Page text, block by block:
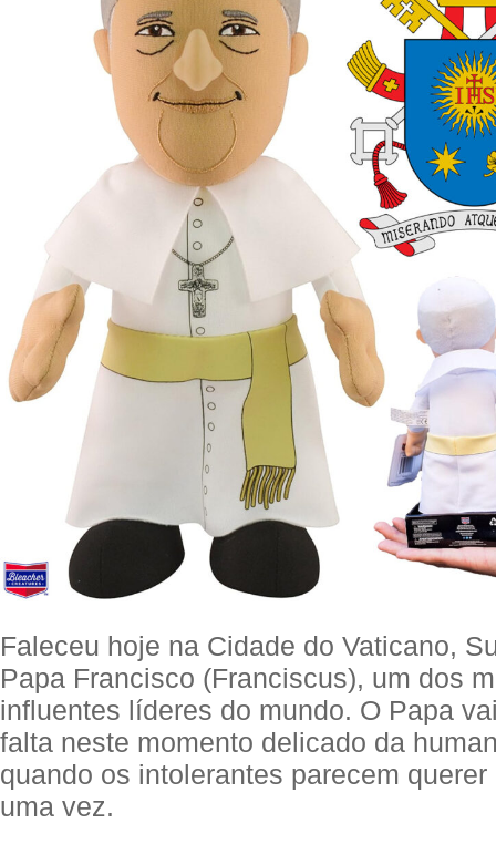
Faleceu hoje na Cidade do Vaticano,
Papa Francisco (Franciscus), um dos
influentes líderes do mundo. O Papa
falta neste momento delicado da
quando os intolerantes parecem
uma vez.